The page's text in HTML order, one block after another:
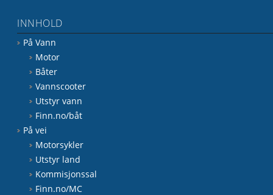
INNHOLD
På Vann
Motor
Båter
Vannscooter
Utstyr vann
Finn.no/båt
På vei
Motorsykler
Utstyr land
Kommisjonssal
Finn.no/MC